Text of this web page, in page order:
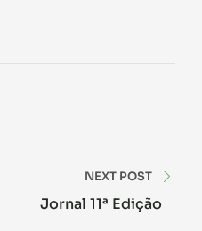
NEXT POST
Jornal 11ª Edição